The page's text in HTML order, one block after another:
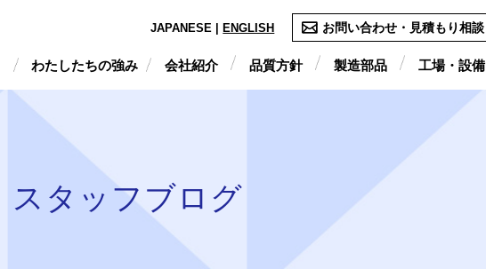
JAPANESE | ENGLISH お問い合わせ・見積もり相談
わたしたちの強み 会社紹介 品質方針 製造部品 工場・設備
スタッフブログ